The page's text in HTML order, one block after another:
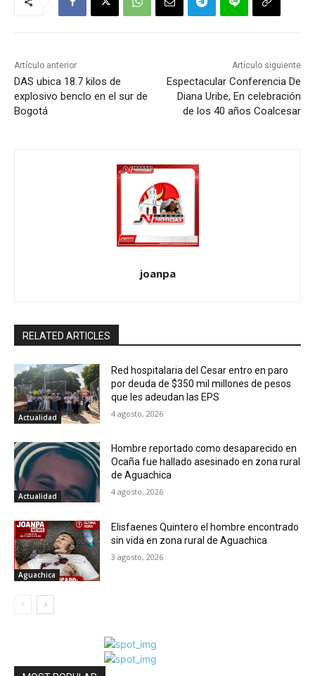
Artículo anterior
DAS ubica 18.7 kilos de
explosivo benclo en el sur de
Bogotá
Artículo siguiente
Espectacular Conferencia De
Diana Uribe, En celebración
de los 40 años Coalcesar
joanpa
RELATED ARTICLES
Actualidad
Red hospitalaria del Cesar entro en paro
por deuda de $350 mil millones de pesos
que les adeudan las EPS
4 agosto, 2026
Actualidad
Hombre reportado como desaparecido en
Ocaña fue hallado asesinado en zona rural
de Aguachica
4 agosto, 2026
Aguachica
Elisfaenes Quintero el hombre encontrado
sin vida en zona rural de Aguachica
3 agosto, 2026